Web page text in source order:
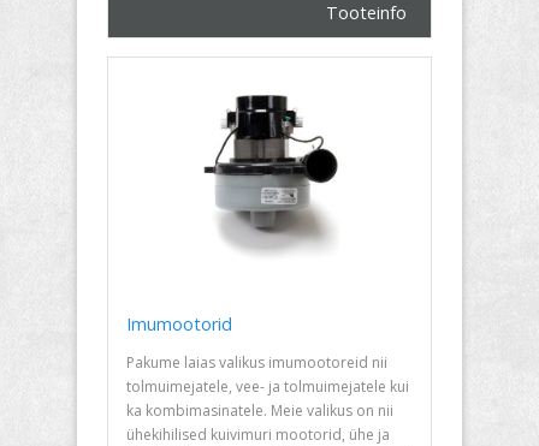
Tooteinfo
Imumootorid
Pakume laias valikus imumootoreid nii
tolmuimejatele, vee- ja tolmuimejatele kui
ka kombimasinatele. Meie valikus on nii
ühekihilised kuivimuri mootorid, ühe ja